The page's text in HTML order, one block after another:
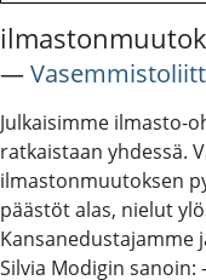
―
Julkaisimme ilmasto-
ratkaistaan yhdessä.
ilmastonmuutoksen
päästöt alas, nielut
Kansanedustajamme
Silvia Modigin